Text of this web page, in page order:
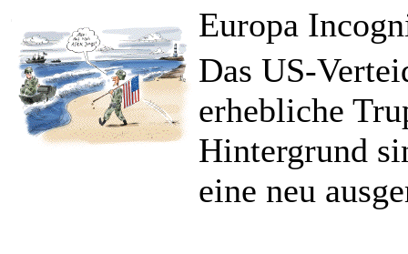
Europa
Das US-
erhebliche
Hintergrund
eine neu